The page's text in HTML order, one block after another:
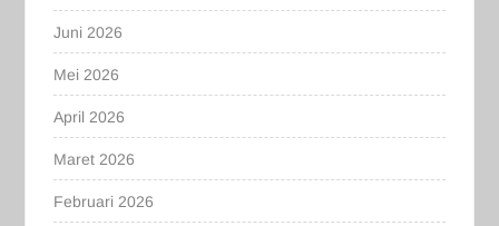
Juni 2026
Mei 2026
April 2026
Maret 2026
Februari 2026